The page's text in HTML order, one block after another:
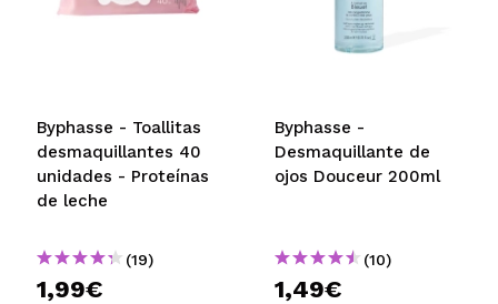
Byphasse - Toallitas
desmaquillantes 40
unidades - Proteínas
de leche
(19)
1,99€
Byphasse -
Desmaquillante de
ojos Douceur 200ml
(10)
1,49€